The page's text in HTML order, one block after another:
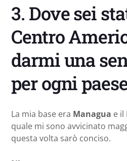
3. Dove sei
Centro
darmi una
per ogni
La mia base era Managua e il
quale mi sono avvicinato
questa volta sarò conciso.